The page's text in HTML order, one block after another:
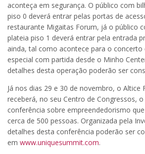
aconteça em segurança. O público com
piso 0 deverá entrar pelas portas de
restaurante Migaitas Forum, já o público
plateia piso 1 deverá entrar pela entrada
ainda, tal como acontece para o concerto
especial com partida desde o Minho
detalhes desta operação poderão ser
Já nos dias 29 e 30 de novembro, o Altice
receberá, no seu Centro de Congressos,
conferência sobre empreendedorismo
cerca de 500 pessoas. Organizada pela
detalhes desta conferência poderão ser
em www.uniquesummit.com.